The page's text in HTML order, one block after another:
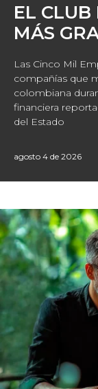
EL CLUB
MÁS
Las Cinco Mil
compañías que
colombiana
financiera
del Estado
agosto 4 de 2026